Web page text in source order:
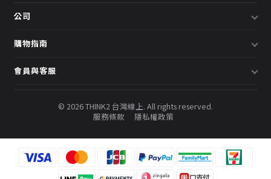
公司
關於我們
預約諮詢
購物指南
配送說明
常見問題
會員與客服
會員中心
© 2026 THINK2 台灣線上. All rights reserved.
服務條款
隱私權政策